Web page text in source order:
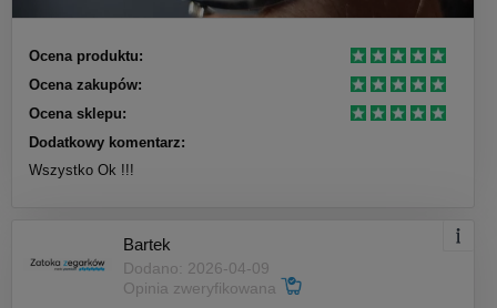
Ocena produktu:
Ocena zakupów:
Ocena sklepu:
Dodatkowy komentarz:
Wszystko Ok !!!
Bartek
Dodano: 2026-04-09
Opinia zweryfikowana